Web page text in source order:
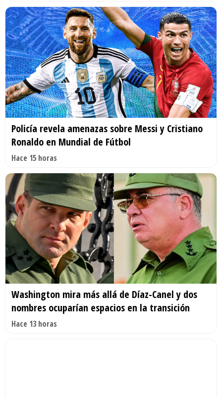
Policía revela amenazas sobre Messi y Cristiano
Ronaldo en Mundial de Fútbol
Hace 15 horas
Washington mira más allá de Díaz-Canel y dos
nombres ocuparían espacios en la transición
Hace 13 horas